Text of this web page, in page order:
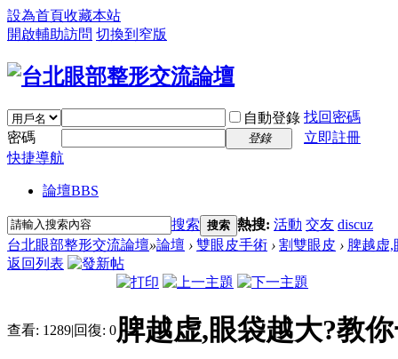
設為首頁收藏本站
開啟輔助訪問 切換到窄版
自動登錄 找回密碼
密碼
登錄
立即註冊
快捷導航
論壇BBS
搜索 搜索 熱搜: 活動 交友 discuz
台北眼部整形交流論壇»論壇 › 雙眼皮手術 › 割雙眼皮 › 脾越虚,
返回列表
查看: 1289|回復: 0脾越虚,眼袋越大?教